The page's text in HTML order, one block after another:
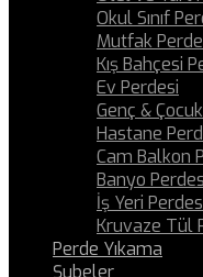
Okul Sınıf
Mutfak
Kış Bahçesi
Ev Perdesi
Genç &
Hastane
Cam Balkon
Banyo
İş Yeri
Kruvaze Tül
Perde Yıkama
Şubeler